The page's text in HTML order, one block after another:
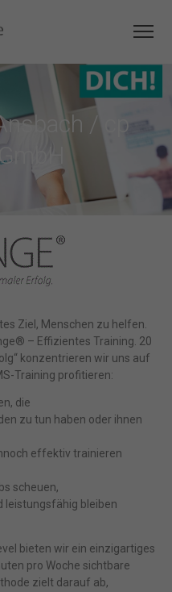
/ cp
Ziel, Menschen zu helfen.
– Effizientes Training. 20
konzentrieren wir uns auf
Training profitieren:
die
zu tun haben oder ihnen
effektiv trainieren
scheuen,
leistungsfähig bleiben
bieten wir ein einzigartiges
pro Woche sichtbare
zielt darauf ab,